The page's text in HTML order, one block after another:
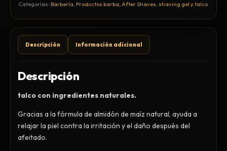
Cepillos y Accesorios
Extensión de Cabello
Máquinas y Trimmers
Tijeras y Portanavajas
Barba, Aftershaves y Shaving
Categorías: Barbería, Productos barba, After Shaves, shaving gel y talco
Descripción Información adicional
Descripción
talco con ingredientes naturales.
Gracias a la fórmula de almidón de maíz natural, ayuda a
relajar la piel contra la irritación y el daño después del
afeitado.